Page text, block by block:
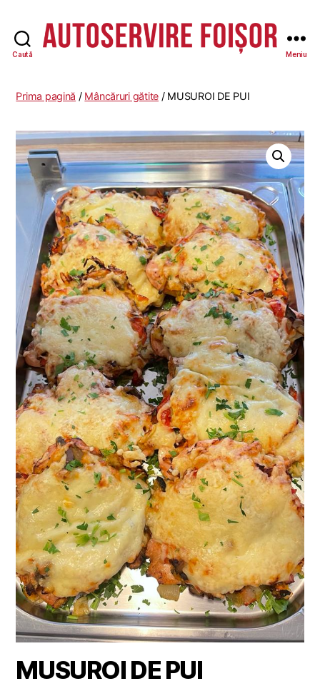
Caută
-
Meniu
Prima pagină / Mâncăruri gătite / MUSUROI DE PUI
MUSUROI DE PUI